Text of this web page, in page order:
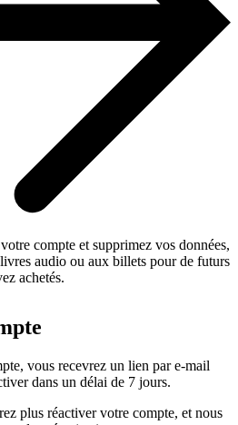
compte et supprimez vos données,
audio ou aux billets pour de futurs
achetés.
vous recevrez un lien par e-mail
dans un délai de 7 jours.
plus réactiver votre compte, et nous